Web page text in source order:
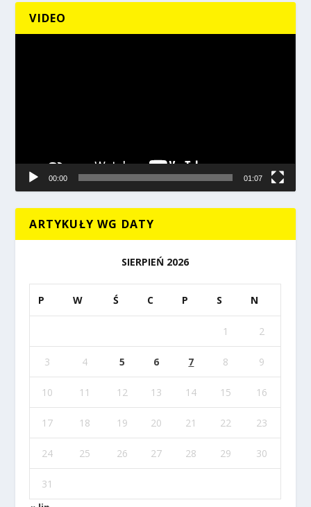
VIDEO
00:00 01:07
ARTYKUŁY WG DATY
SIERPIEŃ 2026
P W Ś C P S N
1 2
3 4 5 6 7 8 9
10 11 12 13 14 15 16
17 18 19 20 21 22 23
24 25 26 27 28 29 30
31